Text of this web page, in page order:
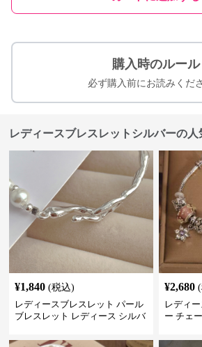
購入時のルール
必ず購入前にお読みくだ
レディースブレスレットシルバーの人
¥1,840 (税込)
レディースブレスレット パール
ブレスレット レディース シルバ
¥2,680
レディ
ー チェ